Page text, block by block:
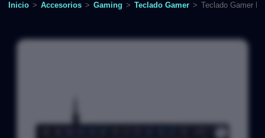
Inicio > Accesorios > Gaming > Teclado Gamer > Teclado Gamer